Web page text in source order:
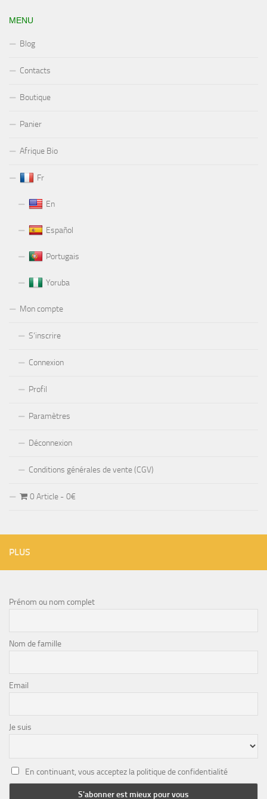
MENU
Blog
Contacts
Boutique
Panier
Afrique Bio
Fr
En
Español
Portugais
Yoruba
Mon compte
S’inscrire
Connexion
Profil
Paramètres
Déconnexion
Conditions générales de vente (CGV)
0 Article 0€
PLUS
Prénom ou nom complet
Nom de famille
Email
Je suis
En continuant, vous acceptez la politique de confidentialité